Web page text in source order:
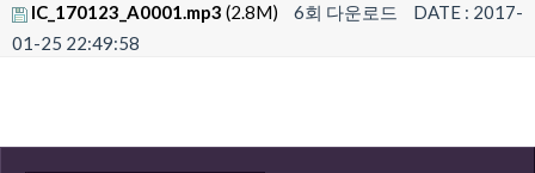
IC_170123_A0001.mp3 (2.8M) 6회 다운로드
DATE : 2017-
01-25 22:49:58